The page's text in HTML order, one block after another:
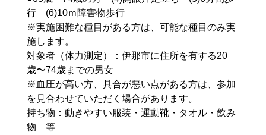
行 (6)10ｍ障害物歩行
※実施困難な種目がある方は、可能な種目のみ実
施します。
対象者（体力測定）：伊那市に住所を有する20
歳〜74歳までの男女
※血圧が高い方、具合が悪い点がある方は、参加
を見合わせていただく場合があります。
持ち物：動きやすい服装・運動靴・タオル・飲み
物 等